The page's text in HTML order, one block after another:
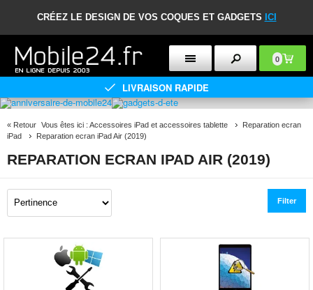
CRÉEZ LE DESIGN DE VOS COQUES ET GADGETS ICI
0
LIVRAISON RAPIDE
« Retour Vous êtes ici : Accessoires iPad et accessoires tablette
Reparation ecran
iPad
Reparation ecran iPad Air (2019)
REPARATION ECRAN IPAD AIR (2019)
Filter